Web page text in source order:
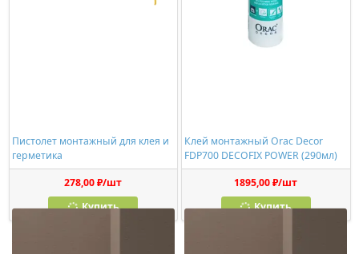
Пистолет монтажный для клея и
герметика
278,00 ₽/шт
Купить
Клей монтажный Orac Decor
FDP700 DECOFIX POWER (290мл)
1895,00 ₽/шт
Купить